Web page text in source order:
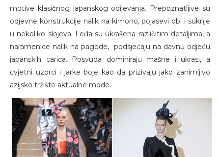
motive klasičnog japanskog odijevanja. Prepoznatljive su
odjevne konstrukcije nalik na kimono, pojasevi obi i suknje
u nekoliko slojeva. Leđa su ukrašena različitim detaljima, a
naramenice nalik na pagode, podsjećaju na davnu odjeću
japanskih carica. Posvuda dominiraju mašne i ukrasi, a
cvjetni uzorci i jarke boje kao da prizivaju jako zanimljivo
azijsko tržište aktualne mode.